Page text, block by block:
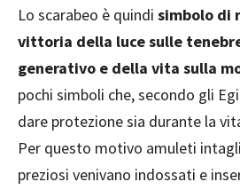
Lo scarabeo è quindi simbolo di
vittoria della luce sulle
generativo e della vita sulla
pochi simboli che, secondo gli
dare protezione sia durante la
Per questo motivo amuleti
preziosi venivano indossati e